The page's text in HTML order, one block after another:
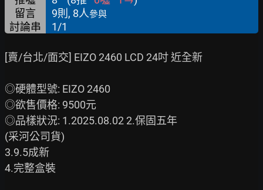
留言
9則, 8人參與
討論串 1/1
[賣/台北/面交] EIZO 2460 LCD 24吋 近全新
◎硬體型號: EIZO 2460
◎欲售價格: 9500元
◎品樣狀況: 1.2025.08.02 2.保固五年
(采河公司貨)
3.9.5成新
4.完整盒裝